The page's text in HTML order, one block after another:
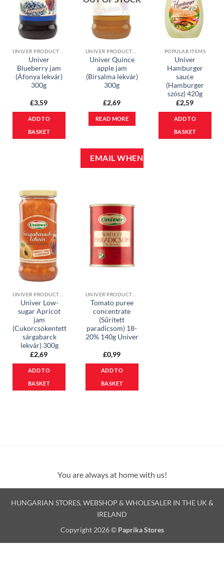
Univer
Blueberry jam
(Áfonya lekvár)
300g
£3,59
ADD TO
BASKET
Univer Quince
apple jam
(Birsalma lekvár)
300g
£2,69
READ MORE
POPULAR ITEMS
Univer
Hamburger
sauce
(Hamburger
szósz) 420g
£2,59
ADD TO
BASKET
Univer Low-
sugar Apricot
jam
(Cukorcsökentett
sárgabarck
lekvár) 300g
£2,69
ADD TO
BASKET
Tomato puree
concentrate
(Sűrített
paradicsom) 18-
20% 140g Univer
£0,99
ADD TO
BASKET
You are always at home with us!
HUNGARIAN STORES, WEBSHOP & WHOLESALER IN THE UK &
IRELAND
Copyright 2026 © Paprika Stores